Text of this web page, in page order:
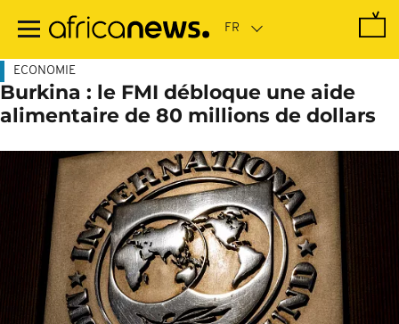
contenu
ECONOMIE
Burkina : le FMI débloque une aide
alimentaire de 80 millions de dollars